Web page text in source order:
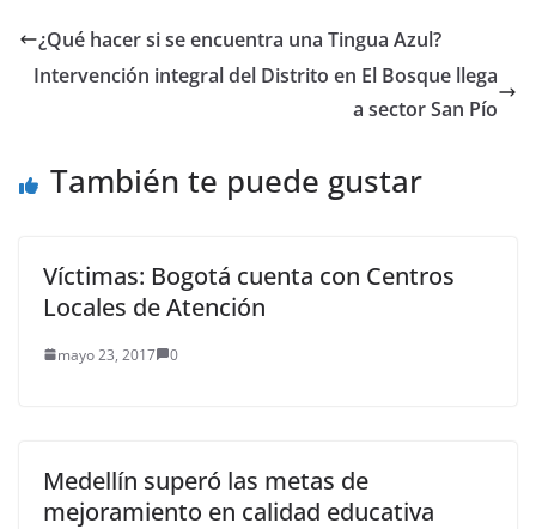
cumplimiento de las
obligaciones por parte
de los barranquilleros
¿Qué hacer si se encuentra una Tingua Azul?
Intervención integral del Distrito en El Bosque llega
a sector San Pío
También te puede gustar
Víctimas: Bogotá cuenta con Centros
Locales de Atención
mayo 23, 2017 0
Medellín superó las metas de
mejoramiento en calidad educativa